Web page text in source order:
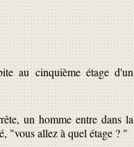
au cinquième étage d'un
un homme entre dans la
"vous allez à quel étage ? "